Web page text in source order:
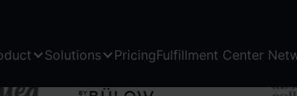
Solutions PricingFulfillment Center